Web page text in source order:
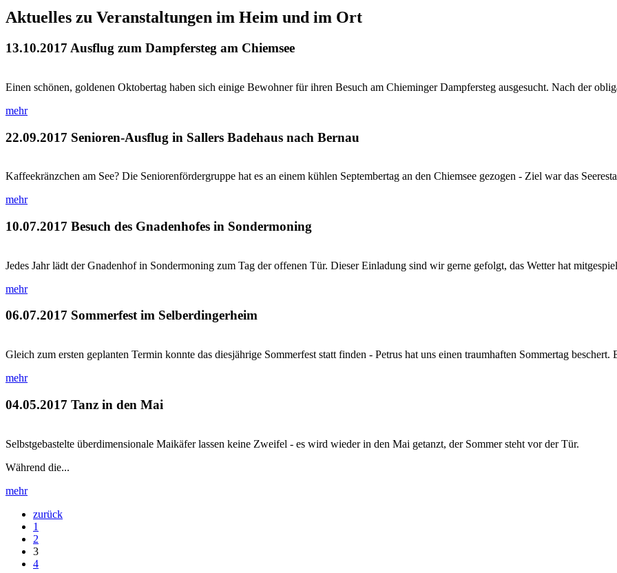
Aktuelles zu Veranstaltungen im Heim und im Ort
13.10.2017 Ausflug zum Dampfersteg am Chiemsee
Einen schönen, goldenen Oktobertag haben sich einige Bewohner für ihren Besuch am Chieminger Dampfersteg ausgesucht. Nach der
mehr
22.09.2017 Senioren-Ausflug in Sallers Badehaus nach Bernau
Kaffeekränzchen am See? Die Seniorenfördergruppe hat es an einem kühlen Septembertag an den Chiemsee gezogen - Ziel war das
mehr
10.07.2017 Besuch des Gnadenhofes in Sondermoning
Jedes Jahr lädt der Gnadenhof in Sondermoning zum Tag der offenen Tür. Dieser Einladung sind wir gerne gefolgt, das Wetter hat
mehr
06.07.2017 Sommerfest im Selberdingerheim
Gleich zum ersten geplanten Termin konnte das diesjährige Sommerfest statt finden - Petrus hat uns einen traumhaften Sommertag beschert.
mehr
04.05.2017 Tanz in den Mai
Selbstgebastelte überdimensionale Maikäfer lassen keine Zweifel - es wird wieder in den Mai getanzt, der Sommer steht vor der Tür.
Während die...
mehr
zurück
1
2
3
4